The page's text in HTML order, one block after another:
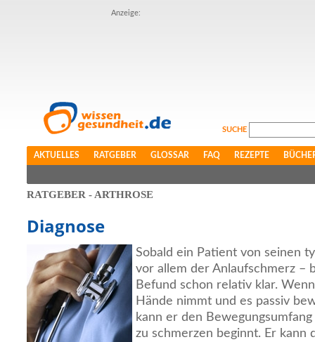
Anzeige:
SUCHE
AKTUELLES RATGEBER GLOSSAR FAQ REZEPTE
RATGEBER - ARTHROSE
Diagnose
Sobald ein Patient von seinen
vor allem der Anlaufschmerz –
Befund schon relativ klar.
Hände nimmt und es passiv
kann er den
zu schmerzen beginnt. Er kann